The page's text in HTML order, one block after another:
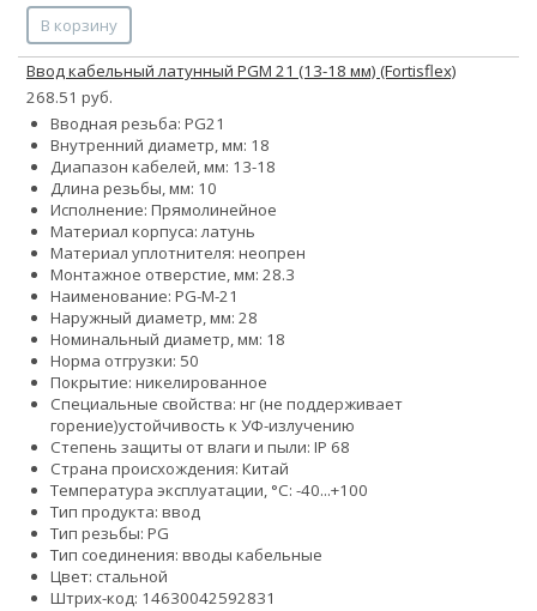
В корзину
Ввод кабельный латунный PGM 21 (13-18 мм) (Fortisflex)
268.51 руб.
Вводная резьба: PG21
Внутренний диаметр, мм: 18
Диапазон кабелей, мм: 13-18
Длина резьбы, мм: 10
Исполнение: Прямолинейное
Материал корпуса: латунь
Материал уплотнителя: неопрен
Монтажное отверстие, мм: 28.3
Наименование: PG-M-21
Наружный диаметр, мм: 28
Номинальный диаметр, мм: 18
Норма отгрузки: 50
Покрытие: никелированное
Специальные свойства: нг (не поддерживает
горение)устойчивость к УФ-излучению
Степень защиты от влаги и пыли: IP 68
Страна происхождения: Китай
Температура эксплуатации, °С: -40...+100
Тип продукта: ввод
Тип резьбы: PG
Тип соединения: вводы кабельные
Цвет: стальной
Штрих-код: 14630042592831